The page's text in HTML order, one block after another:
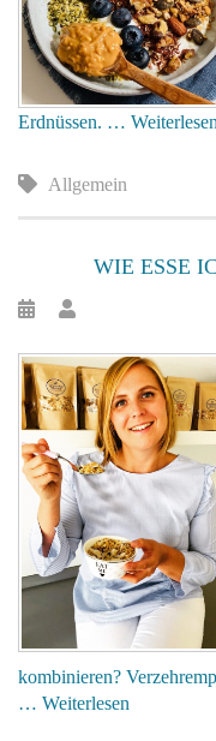
Erdnüssen. … Weiterlesen
Allgemein
WIE ESSE
kombinieren?
… Weiterlesen